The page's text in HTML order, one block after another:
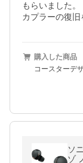
もらいました
カプラーの復旧
購入した商品
コースターデ
ソ
ゾ